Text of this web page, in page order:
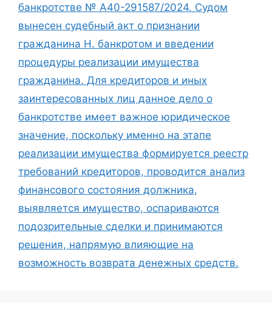
банкротстве № А40-291587/2024. Судом
вынесен судебный акт о признании
гражданина Н. банкротом и введении
процедуры реализации имущества
гражданина. Для кредиторов и иных
заинтересованных лиц данное дело о
банкротстве имеет важное юридическое
значение, поскольку именно на этапе
реализации имущества формируется реестр
требований кредиторов, проводится анализ
финансового состояния должника,
выявляется имущество, оспариваются
подозрительные сделки и принимаются
решения, напрямую влияющие на
возможность возврата денежных средств.